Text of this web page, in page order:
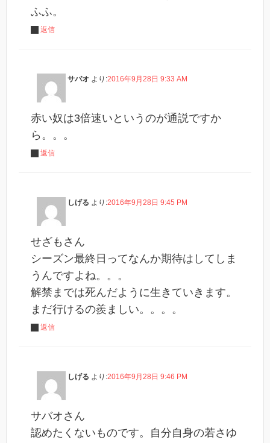
ふふ。
返信
サバオ より:2016年9月28日 9:33 AM
赤い奴は3倍速いというのが通説ですか
ら。。。
返信
しげる より:2016年9月28日 9:45 PM
せざもさん
シーズン最終日ってなんか期待はしてしま
うんですよね。。。
解禁までは死んだように生きていきます。
まだ行けるの羨ましい。。。。
返信
しげる より:2016年9月28日 9:46 PM
サバオさん
認めたくないものです。自分自身の若さゆ